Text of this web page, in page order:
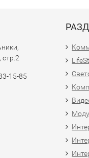
стр.2
15-85